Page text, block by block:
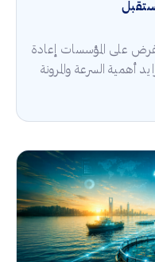
على المؤسسات إعادة
أهمية السرعة والمرونة